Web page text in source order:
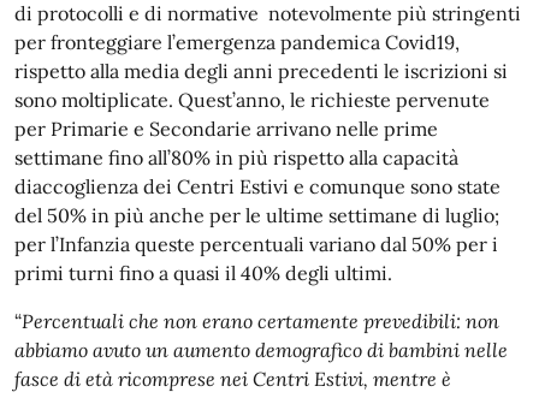
di protocolli e di normative notevolmente più stringenti
per fronteggiare l’emergenza pandemica Covid19,
rispetto alla media degli anni precedenti le iscrizioni si
sono moltiplicate. Quest’anno, le richieste pervenute
per Primarie e Secondarie arrivano nelle prime
settimane fino all’80% in più rispetto alla capacità
diaccoglienza dei Centri Estivi e comunque sono state
del 50% in più anche per le ultime settimane di luglio;
per l’Infanzia queste percentuali variano dal 50% per i
primi turni fino a quasi il 40% degli ultimi.
“Percentuali che non erano certamente prevedibili: non
abbiamo avuto un aumento demografico di bambini nelle
fasce di età ricomprese nei Centri Estivi, mentre è